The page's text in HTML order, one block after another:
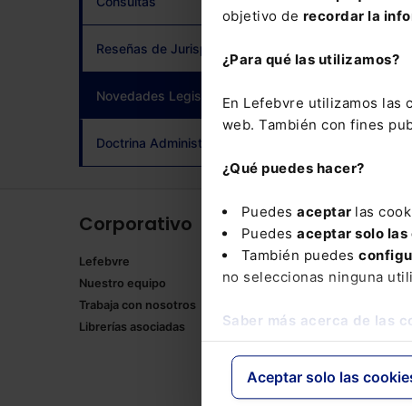
objetivo de recordar la
¿Para qué las utilizamos?
En Lefebvre utilizamos las
web. También con fines
¿Qué puedes hacer?
Puedes aceptar las
Puedes aceptar solo las
También puedes
no seleccionas ninguna
Saber más acerca de las
Aceptar solo las
Reseñas de Jurisprudencia
Novedades Legislativas (current)
Doctrina Administrativa
Corporativo
Lefebvre
Nuestro equipo
Trabaja con nosotros
Librerías asociadas
Mementos
Claves
Códigos